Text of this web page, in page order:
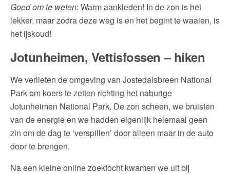
Goed om te weten: Warm aankleden! In de zon is het
lekker, maar zodra deze weg is en het begint te waaien, is
het ijskoud!
Jotunheimen, Vettisfossen – hiken
We verlieten de omgeving van Jostedalsbreen National
Park om koers te zetten richting het naburige
Jotunheimen National Park. De zon scheen, we bruisten
van de energie en we hadden eigenlijk helemaal geen
zin om de dag te ‘verspillen’ door alleen maar in de auto
door te brengen.
Na een kleine online zoektocht kwamen we uit bij